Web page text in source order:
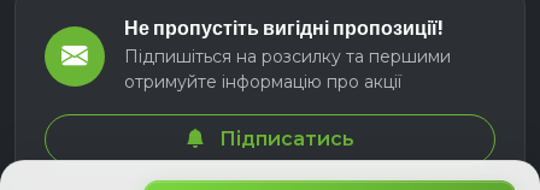
Не пропустіть вигідні пропозиції!
Підпишіться на розсилку та першими
отримуйте інформацію про акції
Підписатись